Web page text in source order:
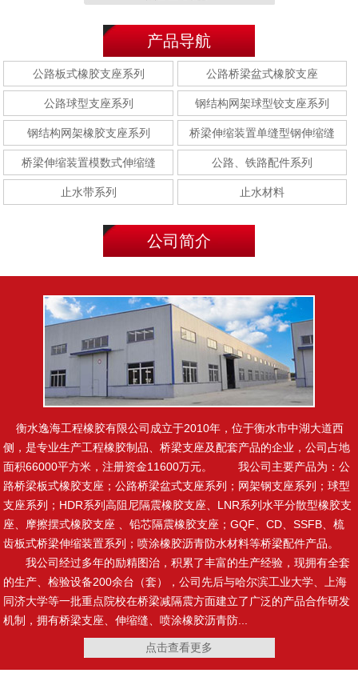
MZL 320型 MZL120型
E型钢(E-40型/E-60型/E-
80型)
F型钢(F-40型/F-60型/F-
80型)
聚乙烯胶泥
止水钢板 制品型遇水膨胀止水条
腻子型遇水膨胀止水条 橡塑止水带
复合止水带 施工缝用橡胶止水带
变形缝用橡胶止水带
产品导航
公路板式橡胶支座系列 公路桥梁盆式橡胶支座
公路球型支座系列 钢结构网架球型铰支座系列
钢结构网架橡胶支座系列 桥梁伸缩装置单缝型钢伸缩缝
桥梁伸缩装置模数式伸缩缝 公路、铁路配件系列
止水带系列 止水材料
公司简介
衡水逸海工程橡胶有限公司成立于2010年，位于衡水市中湖大道西
侧，是专业生产工程橡胶制品、桥梁支座及配套产品的企业，公司占地
面积66000平方米，注册资金11600万元。 我公司主要产品为：公
路桥梁板式橡胶支座；公路桥梁盆式支座系列；网架钢支座系列；球型
支座系列；HDR系列高阻尼隔震橡胶支座、LNR系列水平分散型橡胶支
座、摩擦摆式橡胶支座 、铅芯隔震橡胶支座；GQF、CD、SSFB、梳
齿板式桥梁伸缩装置系列；喷涂橡胶沥青防水材料等桥梁配件产品。
我公司经过多年的励精图治，积累了丰富的生产经验，现拥有全套
的生产、检验设备200余台（套），公司先后与哈尔滨工业大学、上海
同济大学等一批重点院校在桥梁减隔震方面建立了广泛的产品合作研发
机制，拥有桥梁支座、伸缩缝、喷涂橡胶沥青防...
点击查看更多